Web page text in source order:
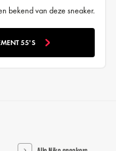
bekend van deze sneaker.
55'S